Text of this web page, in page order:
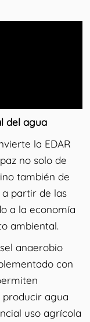
del agua
la EDAR
no solo de
también de
partir de las
a la economía
ambiental.
anaerobio
con
agua
uso agrícola